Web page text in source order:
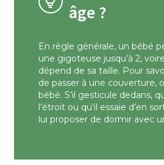
âge ?
En règle générale, un bébé
une gigoteuse jusqu’à 2,
dépend de sa taille. Pour
de passer à une couverture,
bébé. S’il gesticule dedans,
l’étroit ou qu’il essaie d’en
lui proposer de dormir avec